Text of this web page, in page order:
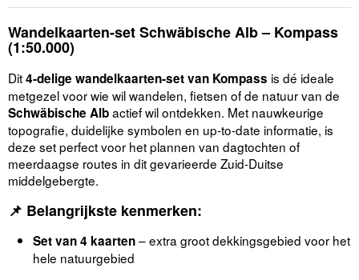
Wandelkaarten-set Schwäbische Alb – Kompass
(1:50.000)
Dit4-delige wandelkaarten-set van Kompass is dé ideale
metgezel voor wie wil wandelen, fietsen of de natuur van de
Schwäbische Albactief wil ontdekken. Met nauwkeurige
topografie, duidelijke symbolen en up-to-date informatie, is
deze set perfect voor het plannen van dagtochten of
meerdaagse routes in dit gevarieerde Zuid-Duitse
middelgebergte.
📌 Belangrijkste kenmerken:
Set van 4 kaarten– extra groot dekkingsgebied voor het
hele natuurgebied